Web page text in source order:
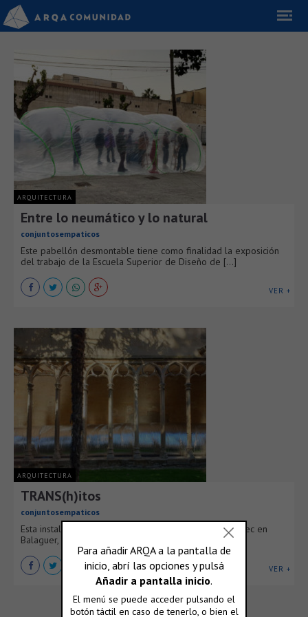
ARQUITECTURA
Entre lo neumático y lo natural
conjuntosempaticos
Este pabellón desmontable tiene como finalidad la exposición
del trabajo de la Escuela Superior de Diseño de [...]
VER +
ARQUITECTURA
TRANS(h)itos
conjuntosempaticos
Esta instalación se ubica en el claustro de Sant Domenec en
Balaguer, entre el 1-15 de octubre de 2022, como [...]
VER +